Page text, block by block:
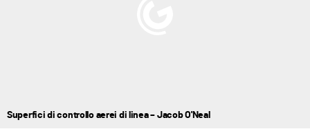
Superfici di controllo aerei di linea – Jacob O'Neal